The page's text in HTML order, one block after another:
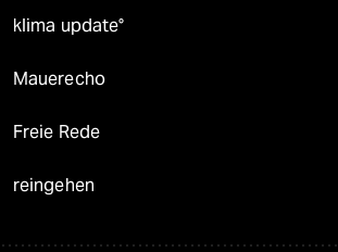
klima update°
Mauerecho
Freie Rede
reingehen